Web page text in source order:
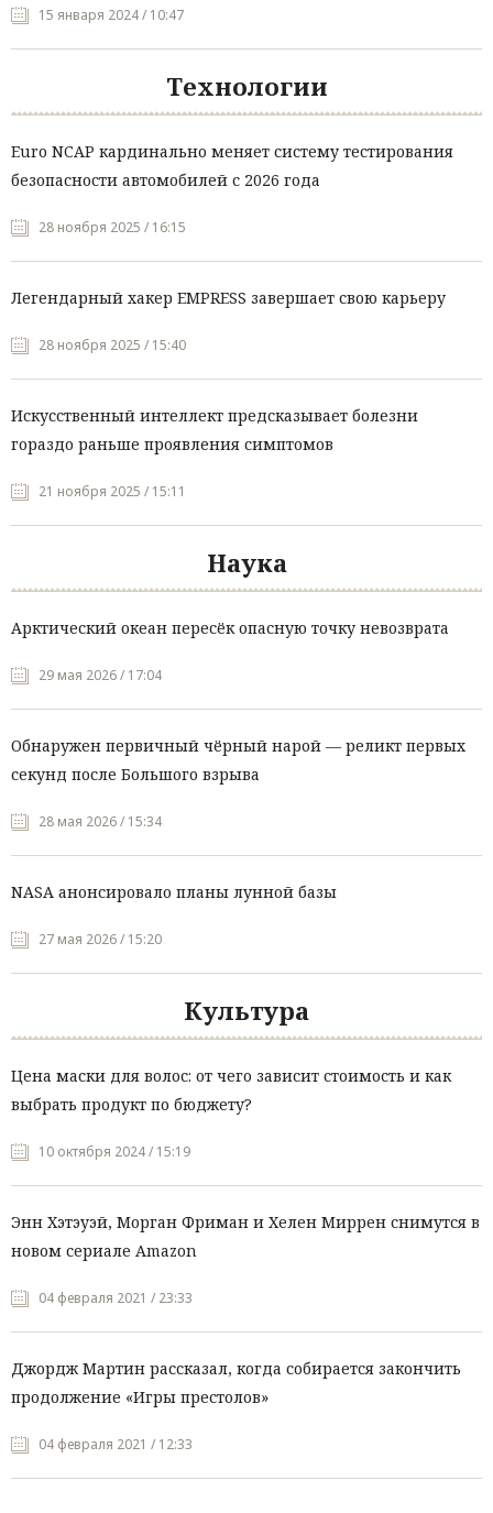
15 января 2024 / 10:47
Технологии
Euro NCAP кардинально меняет систему тестирования
безопасности автомобилей с 2026 года
28 ноября 2025 / 16:15
Легендарный хакер EMPRESS завершает свою карьеру
28 ноября 2025 / 15:40
Искусственный интеллект предсказывает болезни
гораздо раньше проявления симптомов
21 ноября 2025 / 15:11
Наука
Арктический океан пересёк опасную точку невозврата
29 мая 2026 / 17:04
Обнаружен первичный чёрный нарой — реликт первых
секунд после Большого взрыва
28 мая 2026 / 15:34
NASA анонсировало планы лунной базы
27 мая 2026 / 15:20
Культура
Цена маски для волос: от чего зависит стоимость и как
выбрать продукт по бюджету?
10 октября 2024 / 15:19
Энн Хэтэуэй, Морган Фриман и Хелен Миррен снимутся в
новом сериале Amazon
04 февраля 2021 / 23:33
Джордж Мартин рассказал, когда собирается закончить
продолжение «Игры престолов»
04 февраля 2021 / 12:33